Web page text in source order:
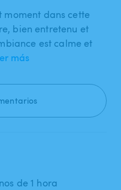
moment dans cette
bien entretenu et
est calme et
más
de 1 hora